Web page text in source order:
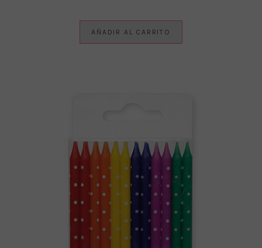
AÑADIR AL CARRITO